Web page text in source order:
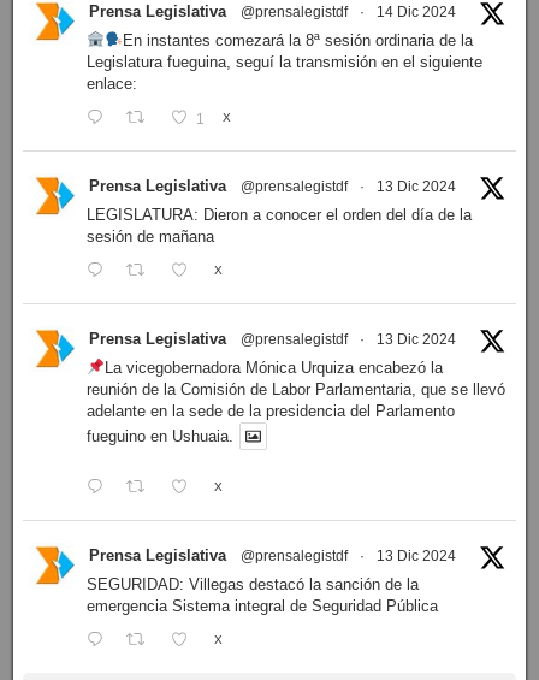
Prensa Legislativa @prensalegistdf · 14 Dic 2024
En instantes comezará la 8ª sesión ordinaria de la
Legislatura fueguina, seguí la transmisión en el siguiente
enlace:
1 X
Prensa Legislativa @prensalegistdf · 13 Dic 2024
LEGISLATURA: Dieron a conocer el orden del día de la
sesión de mañana
X
Prensa Legislativa @prensalegistdf · 13 Dic 2024
La vicegobernadora Mónica Urquiza encabezó la
reunión de la Comisión de Labor Parlamentaria, que se llevó
adelante en la sede de la presidencia del Parlamento
fueguino en Ushuaia.
X
Prensa Legislativa @prensalegistdf · 13 Dic 2024
SEGURIDAD: Villegas destacó la sanción de la
emergencia Sistema integral de Seguridad Pública
X